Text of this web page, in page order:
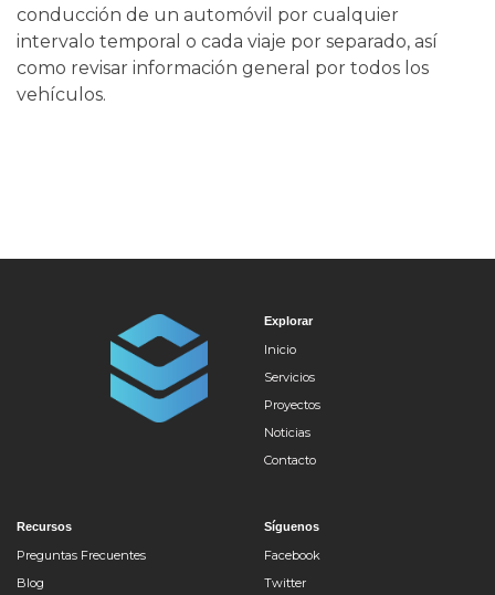
conducción de un automóvil por cualquier
intervalo temporal o cada viaje por separado, así
como revisar información general por todos los
vehículos.
Explorar
Inicio
Servicios
Proyectos
Noticias
Contacto
Recursos
Preguntas Frecuentes
Blog
Síguenos
Facebook
Twitter